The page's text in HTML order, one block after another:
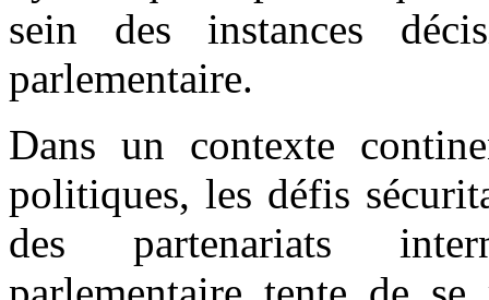
sein des instances
parlementaire.
Dans un contexte
politiques, les défis
des partenariats